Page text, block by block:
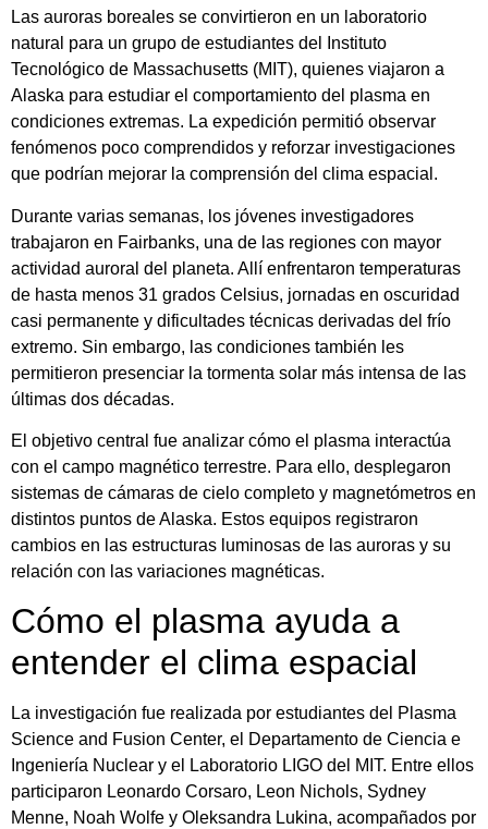
Las auroras boreales se convirtieron en un laboratorio
natural para un grupo de estudiantes del Instituto
Tecnológico de Massachusetts (MIT), quienes viajaron a
Alaska para estudiar el comportamiento del plasma en
condiciones extremas. La expedición permitió observar
fenómenos poco comprendidos y reforzar investigaciones
que podrían mejorar la comprensión del clima espacial.
Durante varias semanas, los jóvenes investigadores
trabajaron en Fairbanks, una de las regiones con mayor
actividad auroral del planeta. Allí enfrentaron temperaturas
de hasta menos 31 grados Celsius, jornadas en oscuridad
casi permanente y dificultades técnicas derivadas del frío
extremo. Sin embargo, las condiciones también les
permitieron presenciar la tormenta solar más intensa de las
últimas dos décadas.
El objetivo central fue analizar cómo el plasma interactúa
con el campo magnético terrestre. Para ello, desplegaron
sistemas de cámaras de cielo completo y magnetómetros en
distintos puntos de Alaska. Estos equipos registraron
cambios en las estructuras luminosas de las auroras y su
relación con las variaciones magnéticas.
Cómo el plasma ayuda a
entender el clima espacial
La investigación fue realizada por estudiantes del Plasma
Science and Fusion Center, el Departamento de Ciencia e
Ingeniería Nuclear y el Laboratorio LIGO del MIT. Entre ellos
participaron Leonardo Corsaro, Leon Nichols, Sydney
Menne, Noah Wolfe y Oleksandra Lukina, acompañados por